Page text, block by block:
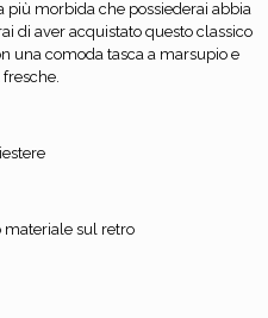
più morbida che possiederai abbia
di aver acquistato questo classico
una comoda tasca a marsupio e
materiale sul retro